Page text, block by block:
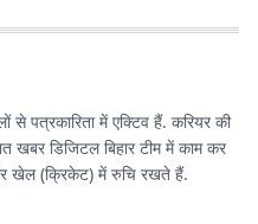
से पत्रकारिता में एक्टिव हैं. करियर की
खबर डिजिटल बिहार टीम में काम कर
खेल (क्रिकेट) में रुचि रखते हैं.